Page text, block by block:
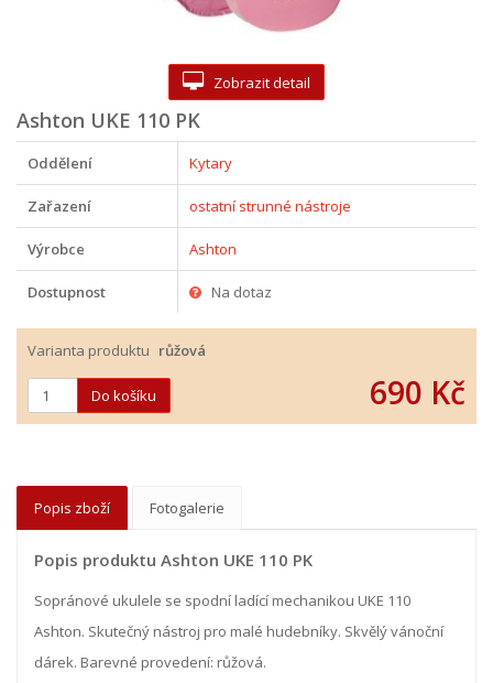
Zobrazit detail
Ashton UKE 110 PK
Oddělení Kytary
Zařazení ostatní strunné nástroje
Výrobce Ashton
Dostupnost Na dotaz
Varianta produktu růžová
690 Kč
Popis zboží Fotogalerie
Popis produktu Ashton UKE 110 PK
Sopránové ukulele se spodní ladící mechanikou UKE 110
Ashton. Skutečný nástroj pro malé hudebníky. Skvělý vánoční
dárek. Barevné provedení: růžová.